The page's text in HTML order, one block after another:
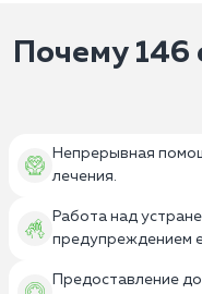
Почему 146
Непрерывная
лечения.
Работа над
предупреждением
Предоставление